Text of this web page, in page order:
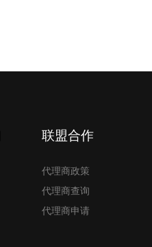
联盟合作
代理商政策
代理商查询
代理商申请